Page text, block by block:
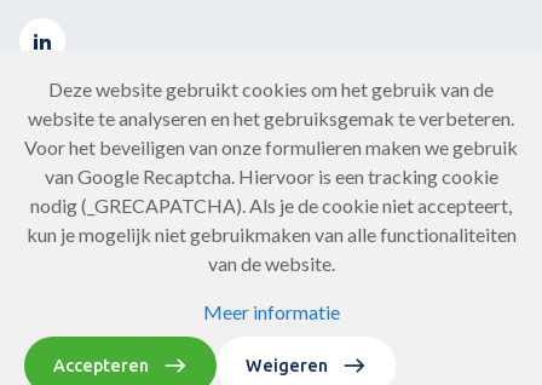
Contact
Neem contact op
Copyright Chronisch ZorgNet 2026
Privacy statement
Website door Softmedia
Deze website gebruikt cookies om het gebruik van de
website te analyseren en het gebruiksgemak te verbeteren.
Voor het beveiligen van onze formulieren maken we gebruik
van Google Recaptcha. Hiervoor is een tracking cookie
nodig (_GRECAPATCHA). Als je de cookie niet accepteert,
kun je mogelijk niet gebruikmaken van alle functionaliteiten
van de website.
Meer informatie
Accepteren Weigeren